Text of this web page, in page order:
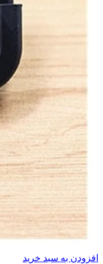
افزودن به سبد خرید